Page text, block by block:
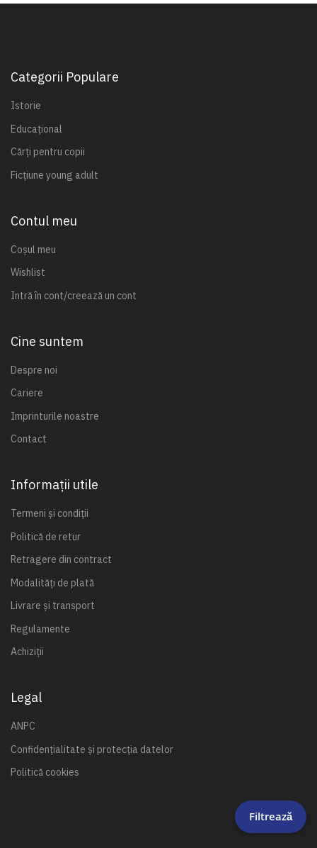
Categorii Populare
Istorie
Educațional
Cărți pentru copii
Ficțiune young adult
Contul meu
Coșul meu
Wishlist
Intră în cont/creează un cont
Cine suntem
Despre noi
Cariere
Imprinturile noastre
Contact
Informații utile
Termeni și condiții
Politică de retur
Retragere din contract
Modalități de plată
Livrare și transport
Regulamente
Achiziții
Legal
ANPC
Confidențialitate și protecția datelor
Politică cookies
Filtrează